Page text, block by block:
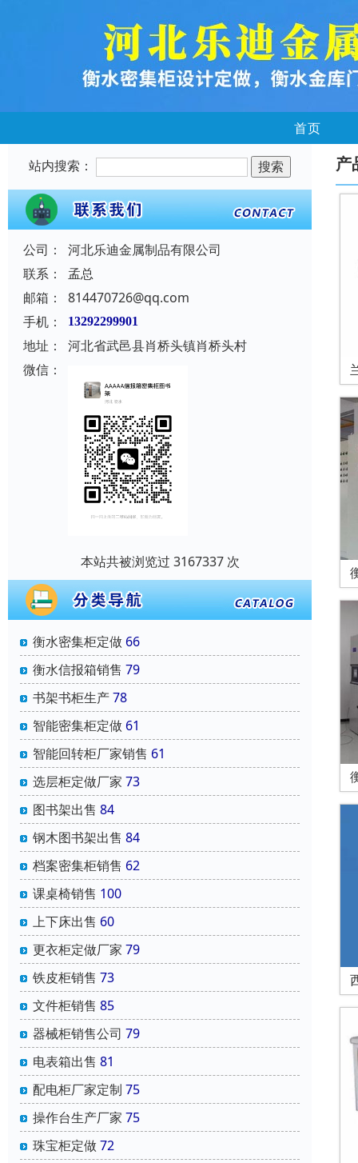
首页
站内搜索：
公司：
河北乐迪金属制品有限公司
联系：
孟总
邮箱：
814470726@qq.com
手机：
13292299901
地址：
河北省武邑县肖桥头镇肖桥头村
微信：
本站共被浏览过 3167337 次
衡水密集柜定做 66
衡水信报箱销售 79
书架书柜生产78
智能密集柜定做 61
智能回转柜厂家销售 61
选层柜定做厂家 73
图书架出售 84
钢木图书架出售 84
档案密集柜销售 62
课桌椅销售 100
上下床出售 60
更衣柜定做厂家 79
铁皮柜销售 73
文件柜销售 85
器械柜销售公司 79
电表箱出售 81
配电柜厂家定制 75
操作台生产厂家 75
珠宝柜定做72
产